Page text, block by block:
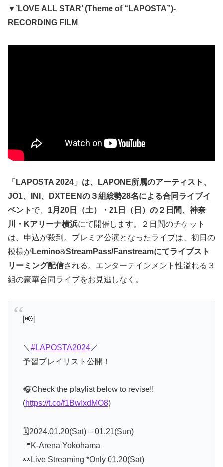
▼’LOVE ALL STAR’ (Theme of “LAPOSTA”)-
RECORDING FILM
「LAPOSTA 2024」は、LAPONE所属のアーティスト、
JO1、INI、DXTEENの３組総勢28名による合同ライブイ
ベント で、 1月20日（土）・21日（日）の２日間、神奈
川・Kアリーナ横浜にて開催します。２日間のチケット
は、申込が殺到。プレミア公演となったライブは、初日の
模様がLemino&StreamPass/Fanstreamにてライブスト
リーミング配信される。エンターテインメント性溢れる３
組の豪華合同ライブをお見逃しなく。
[📢]
＼ #LAPOSTA2024／
予習プレイリスト公開！
🎧Check the playlist below to revise!!
(https://t.co/f1BwIxdMO8)
🗓2024.01.20(Sat) – 01.21(Sun)
📍K-Arena Yokohama
👀Live Streaming *Only 01.20(Sat)